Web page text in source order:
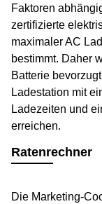
Faktoren
zertifizierte
maximaler AC
bestimmt. Daher
Batterie
Ladestation mit
Ladezeiten und
erreichen.
Ratenrechner
Die Marketing-